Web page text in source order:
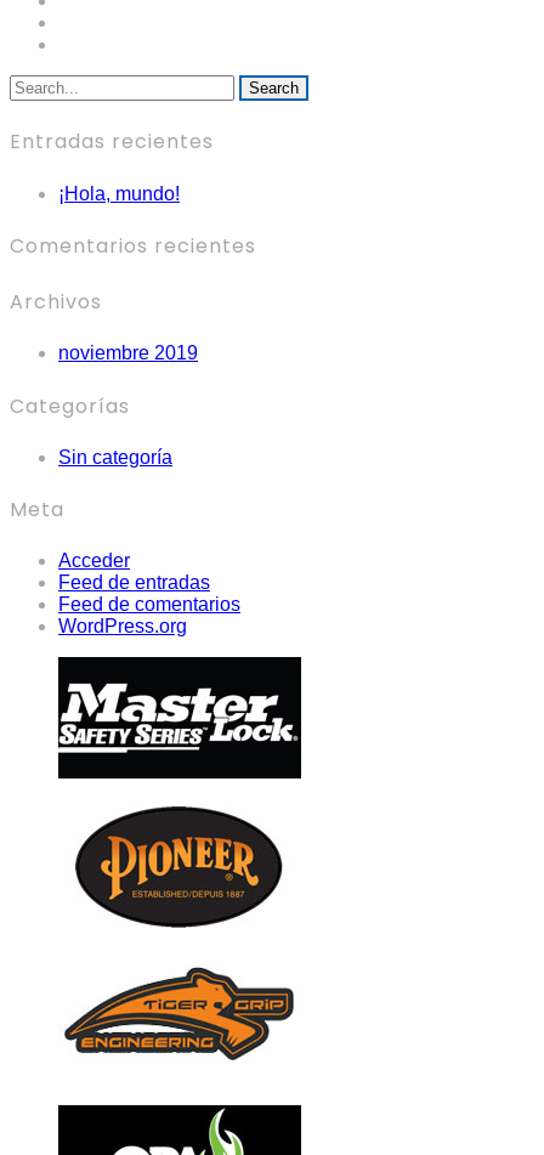
Search
Entradas recientes
¡Hola, mundo!
Comentarios recientes
Archivos
noviembre 2019
Categorías
Sin categoría
Meta
Acceder
Feed de entradas
Feed de comentarios
WordPress.org